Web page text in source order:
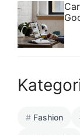
Fashion